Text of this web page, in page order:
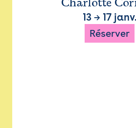
13→ 17 janv.
Réserver